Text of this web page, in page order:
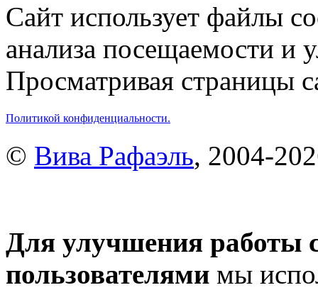
Сайт использует файлы
анализа посещаемости и
Просматривая страницы
Политикой конфиденциальности.
© Вива Рафаэль, 2004-
Для улучшения работы
пользователями мы